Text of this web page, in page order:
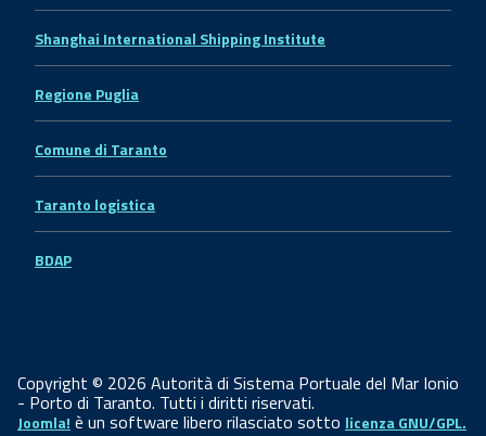
Shanghai International Shipping Institute
Regione Puglia
Comune di Taranto
Taranto logistica
BDAP
Copyright © 2026 Autorità di Sistema Portuale del Mar Ionio
- Porto di Taranto. Tutti i diritti riservati.
Joomla! è un software libero rilasciato sotto licenza GNU/GPL.